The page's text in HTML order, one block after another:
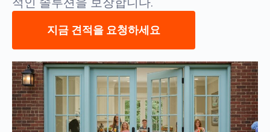
지금 견적을 요청하세요